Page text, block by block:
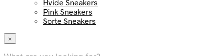
Hvide Sneakers
Pink Sneakers
Sorte Sneakers
×